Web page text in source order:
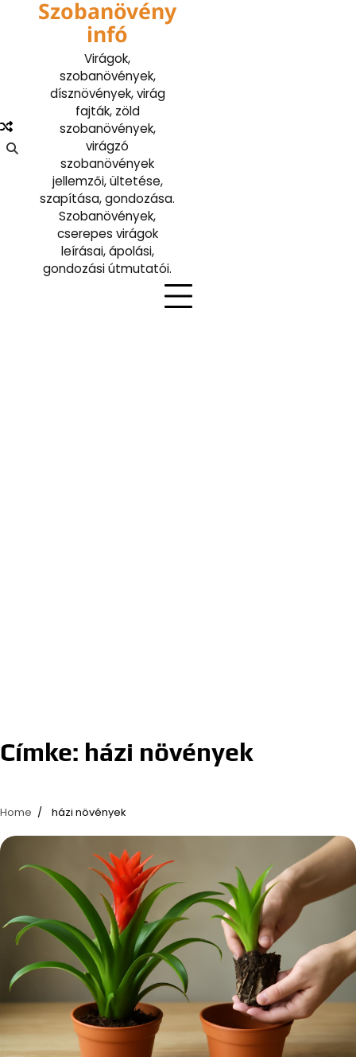
Szobanövény
infó
Virágok,
szobanövények,
dísznövények, virág
fajták, zöld
szobanövények,
virágzó
szobanövények
jellemzői, ültetése,
szapítása, gondozása.
Szobanövények,
cserepes virágok
leírásai, ápolási,
gondozási útmutatói.
Címke: házi növények
Home házi növények